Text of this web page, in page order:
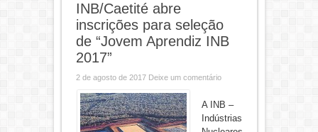
INB/Caetité abre
inscrições para seleção
de “Jovem Aprendiz INB
2017”
2 de agosto de 2017 Deixe um comentário
A INB –
Indústrias